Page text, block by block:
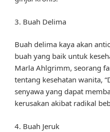
3. Buah Delima
Buah delima kaya akan
buah yang baik untuk
Marla Ahlgrimm, seorang
tentang kesehatan wanita,
senyawa yang dapat
kerusakan akibat radikal
4. Buah Jeruk